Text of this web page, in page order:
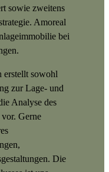
sowie zweitens
Amoreal
bei
sowohl
zur Lage- und
Analyse des
Gerne
Die